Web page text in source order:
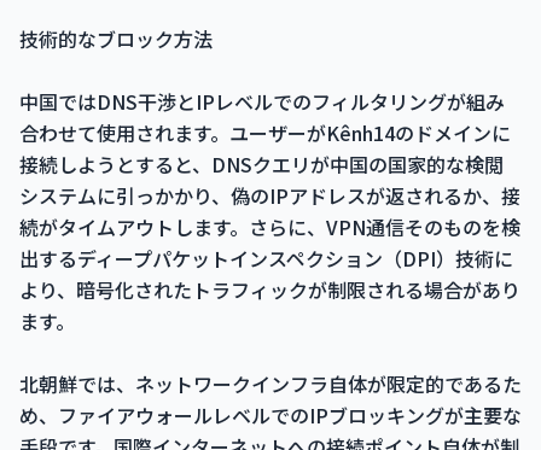
技術的なブロック方法
中国ではDNS干渉とIPレベルでのフィルタリングが組み
合わせて使用されます。ユーザーがKênh14のドメインに
接続しようとすると、DNSクエリが中国の国家的な検閲
システムに引っかかり、偽のIPアドレスが返されるか、接
続がタイムアウトします。さらに、VPN通信そのものを検
出するディープパケットインスペクション（DPI）技術に
より、暗号化されたトラフィックが制限される場合があり
ます。
北朝鮮では、ネットワークインフラ自体が限定的であるた
め、ファイアウォールレベルでのIPブロッキングが主要な